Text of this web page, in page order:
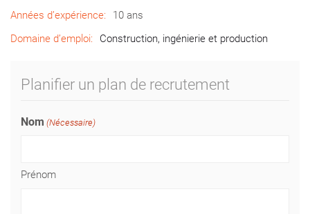
Années d’expérience:
10 ans
Domaine d’emploi:
Construction, ingénierie et production
Planifier un plan de recrutement
Nom (Nécessaire)
Prénom